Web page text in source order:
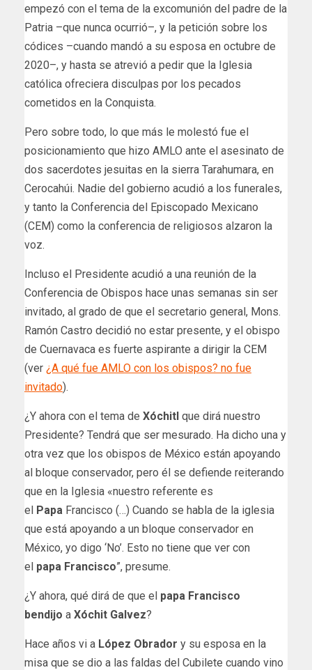
empezó con el tema de la excomunión del padre de la
Patria –que nunca ocurrió–, y la petición sobre los
códices –cuando mandó a su esposa en octubre de
2020–, y hasta se atrevió a pedir que la Iglesia
católica ofreciera disculpas por los pecados
cometidos en la Conquista.
Pero sobre todo, lo que más le molestó fue el
posicionamiento que hizo AMLO ante el asesinato de
dos sacerdotes jesuitas en la sierra Tarahumara, en
Cerocahúi. Nadie del gobierno acudió a los funerales,
y tanto la Conferencia del Episcopado Mexicano
(CEM) como la conferencia de religiosos alzaron la
voz.
Incluso el Presidente acudió a una reunión de la
Conferencia de Obispos hace unas semanas sin ser
invitado, al grado de que el secretario general, Mons.
Ramón Castro decidió no estar presente, y el obispo
de Cuernavaca es fuerte aspirante a dirigir la CEM
(ver ¿A qué fue AMLO con los obispos? no fue
invitado).
¿Y ahora con el tema de Xóchitl que dirá nuestro
Presidente? Tendrá que ser mesurado. Ha dicho una y
otra vez que los obispos de México están apoyando
al bloque conservador, pero él se defiende reiterando
que en la Iglesia «nuestro referente es
el Papa Francisco (…) Cuando se habla de la iglesia
que está apoyando a un bloque conservador en
México, yo digo ‘No’. Esto no tiene que ver con
el papa Francisco”, presume.
¿Y ahora, qué dirá de que el papa Francisco
bendijo a Xóchit Galvez?
Hace años vi a López Obrador y su esposa en la
misa que se dio a las faldas del Cubilete cuando vino